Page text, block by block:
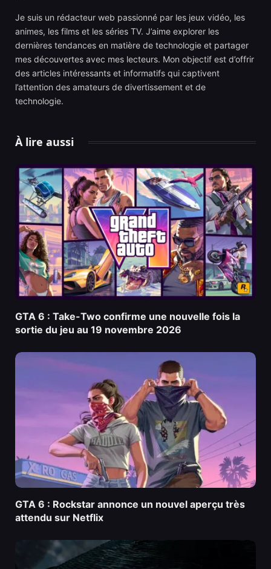
Je suis un rédacteur web passionné par les jeux vidéo, les
animes, les films et les séries TV. J’aime explorer les
dernières tendances en matière de technologie et partager
mes découvertes avec mes lecteurs. Mon objectif est d’offrir
des articles intéressants et informatifs qui captivent
l’attention des amateurs de divertissement et de
technologie.
À lire aussi
GTA 6 : Take-Two confirme une nouvelle fois la
sortie du jeu au 19 novembre 2026
GTA 6 : Rockstar annonce un nouvel aperçu très
attendu sur Netflix